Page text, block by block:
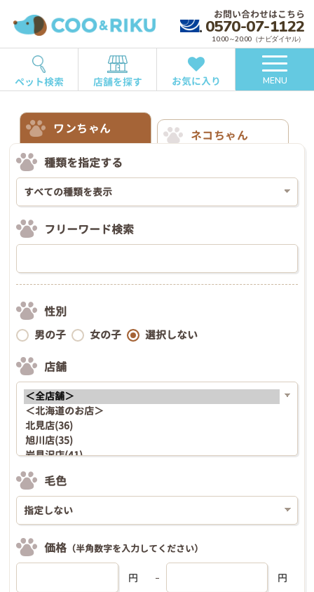
お問い合わせはこちら
0570-07-1122
10:00～20:00（ナビダイヤル）
ペット検索 店舗を探す お気に入り MENU
ワンちゃん
ネコちゃん
種類を指定する
フリーワード検索
性別
男の子 女の子 選択しない
店舗
毛色
価格 （半角数字を入力してください）
円 円